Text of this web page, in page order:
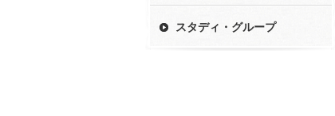
スタディ・グループ